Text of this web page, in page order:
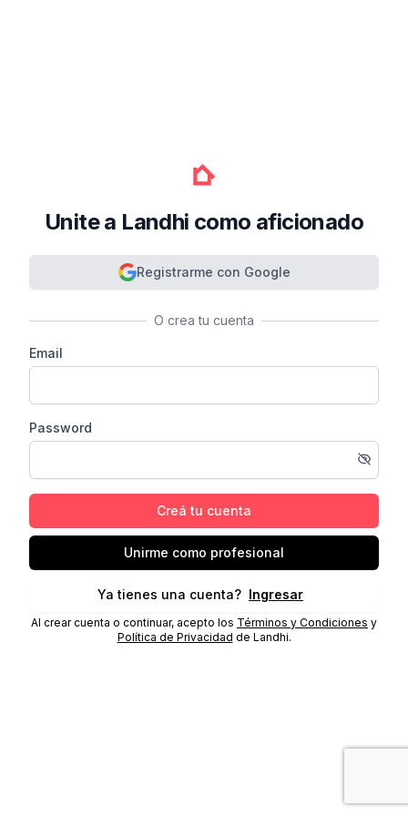
Unite a Landhi como aficionado
Registrarme con Google
O crea tu cuenta
Email
Password
Creá tu cuenta
Unirme como profesional
Ya tienes una cuenta? Ingresar
Al crear cuenta o continuar, acepto los Términos y Condiciones y
Política de Privacidad de Landhi.